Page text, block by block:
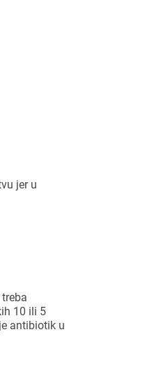
jer u
10 ili 5
antibiotik u